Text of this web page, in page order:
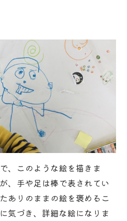
、このような絵を描きま
、手や足は棒で表されてい
ありのままの絵を褒めるこ
気づき、詳細な絵になりま